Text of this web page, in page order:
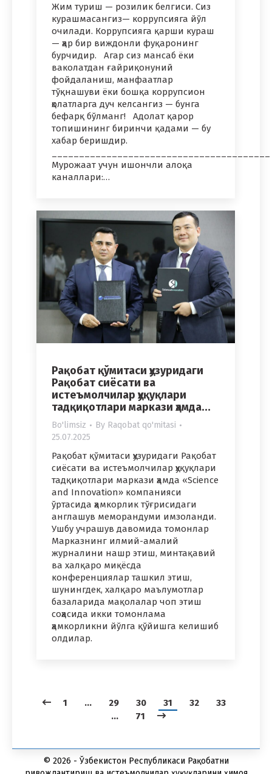
Жим туриш — розилик белгиси. Сиз
курашмасангиз— коррупсияга йўл
очилади. Коррупсияга қарши кураш
— ҳар бир виждонли фуқаронинг
бурчидир. Агар сиз мансаб ёки
ваколатдан ғайриқонуний
фойдаланиш, манфаатлар
тўқнашуви ёки бошқа коррупсион
ҳолатларга дуч келсангиз — бунга
бефарқ бўлманг! Адолат қарор
топишининг биринчи қадами — бу
хабар беришдир.
Мурожаат учун ишончли алоқа
каналлари:…
Рақобат қўмитаси ҳузуридаги
Рақобат сиёсати ва
истеъмолчилар ҳуқуқлари
тадқиқотлари маркази ҳамда…
Bo'limsiz By Raqobat qo'mitasi
25.07.2025
Рақобат қўмитаси ҳузуридаги Рақобат
сиёсати ва истеъмолчилар ҳуқуқлари
тадқиқотлари маркази ҳамда «Science
and Innovation» компанияси
ўртасида ҳамкорлик тўғрисидаги
англашув меморандуми имзоланди.
Ушбу учрашув давомида томонлар
Марказнинг илмий-амалий
журналини нашр этиш, минтақавий
ва халқаро миқёсда
конференциялар ташкил этиш,
шунингдек, халқаро маълумотлар
базаларида мақолалар чоп этиш
соҳасида икки томонлама
ҳамкорликни йўлга қўйишга келишиб
олдилар.
1 … 29 30 31 32
33
…
71
© 2026 - Ўзбекистон Республикаси Рақобатни